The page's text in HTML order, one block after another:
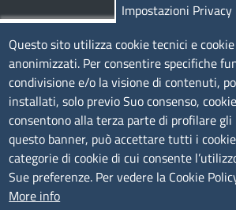
TRASPARENZA
Albo Online
Amministrazione trasparente
Bandi e concorsi
Segnalazioni Whistleblowing
Accessibilità
IBAN e pagamenti informatici
Impostazioni Privacy
Questo sito utilizza cookie tecnici e
anonimizzati. Per consentire specifiche
condivisione e/o la visione di contenuti,
installati, solo previo Suo consenso,
consentono alla terza parte di profilare
questo banner, può accettare tutti i
categorie di cookie di cui consente
Sue preferenze. Per vedere la Cookie
More info